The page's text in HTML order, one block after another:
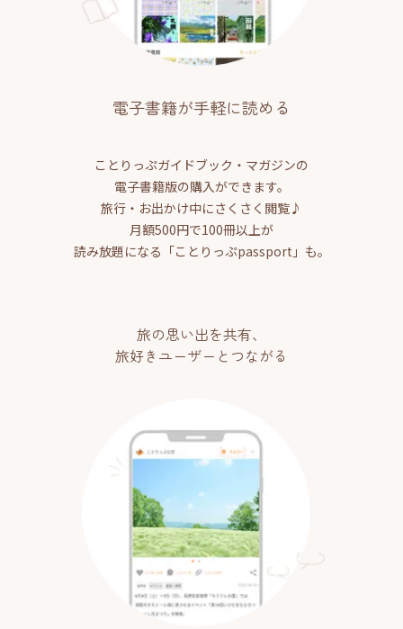
電子書籍が手軽に読める
ことりっぷガイドブック・マガジンの
電子書籍版の購入ができます。
旅行・お出かけ中にさくさく閲覧♪
月額500円で100冊以上が
読み放題になる「ことりっぷpassport」も。
旅の思い出を共有、
旅好きユーザーとつながる